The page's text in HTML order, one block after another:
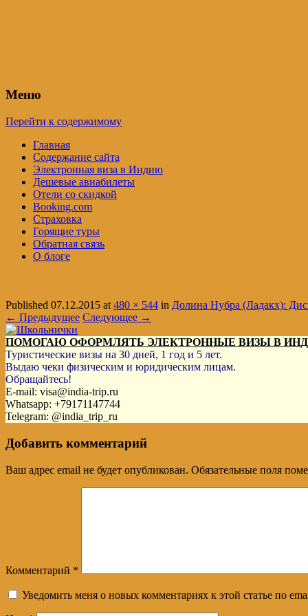
Меню
Перейти к содержимому
Главная
Содержание сайта
Электронная виза в Индию
Дешевые авиабилеты
Отели со скидкой
Booking.com
Страховка
Горящие туры
Обратная связь
О блоге
Published 07.12.2015 at480 × 544 in Долина Нубра (Ладакх):
← Предыдущее Следующее →
ПОМОГАЮ ОФОРМЛЯТЬ ЭЛЕКТРОННЫЕ ВИЗЫ В
Туристические визы на 30 дней, 1 год и 5 лет.
Выдаю чеки физическим и юридическим лицам.
Обращайтесь!
E-mail: visa@india-trip.ru
Whatsapp: +79171147744
Telegram: @india_trip_ru
Добавить комментарий
Ваш адрес email не будет опубликован. Обязательные поля
Комментарий *
Уведомить меня о новых комментариях к этой статье по